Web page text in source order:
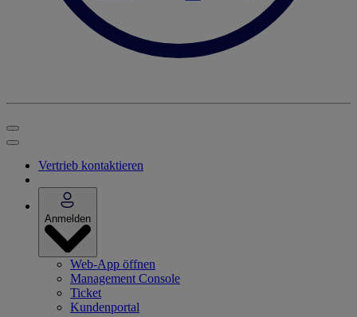
Vertrieb kontaktieren
Anmelden
Web-App öffnen
Management Console
Ticket
Kundenportal